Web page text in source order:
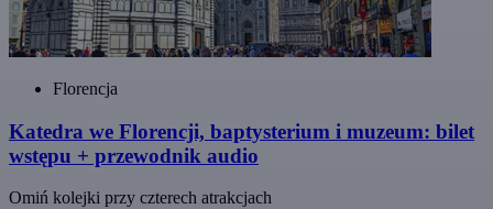
Florencja
Katedra we Florencji, baptysterium i muzeum: bilet
wstępu + przewodnik audio
Omiń kolejki przy czterech atrakcjach